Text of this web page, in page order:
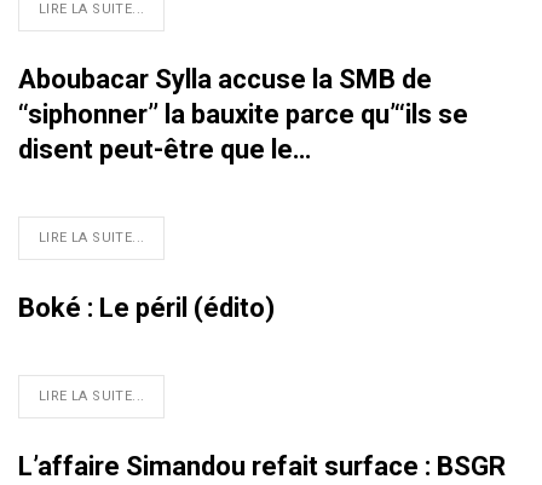
LIRE LA SUITE...
Aboubacar Sylla accuse la SMB de
‘‘siphonner’’ la bauxite parce qu’‘‘ils se
disent peut-être que le…
LIRE LA SUITE...
Boké : Le péril (édito)
LIRE LA SUITE...
L’affaire Simandou refait surface : BSGR